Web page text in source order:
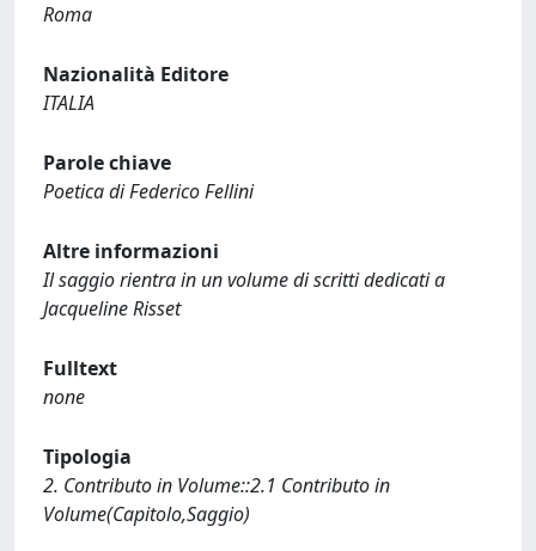
Roma
Nazionalità Editore
ITALIA
Parole chiave
Poetica di Federico Fellini
Altre informazioni
Il saggio rientra in un volume di scritti dedicati a
Jacqueline Risset
Fulltext
none
Tipologia
2. Contributo in Volume::2.1 Contributo in
Volume(Capitolo,Saggio)